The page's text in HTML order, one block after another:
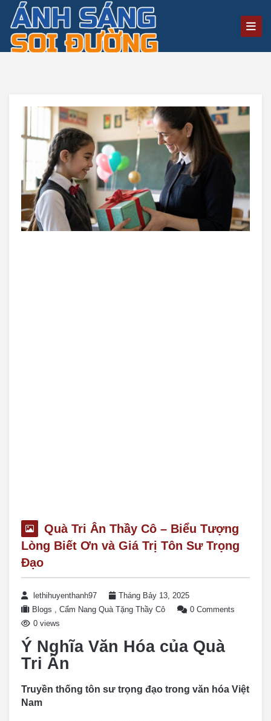
Quà Tri Ân Thầy Cô – Biểu Tượng
Lòng Biết Ơn và Giá Trị Tôn Sư Trọng
Đạo
lethihuyenthanh97
Tháng Bảy 13, 2025
Blogs , Cẩm Nang Quà Tặng Thầy Cô
0 Comments
0 views
Ý Nghĩa Văn Hóa của Quà
Tri Ân
Truyền thống tôn sư trọng đạo trong văn hóa Việt
Nam